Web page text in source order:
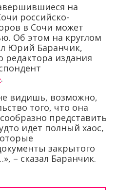
на
российско-
в Сочи может
Об этом на круглом
Юрий Баранчик,
редактора издания
.
видишь, возможно,
того, что она
представить
идет полный хаос,
закрытого
– сказал Баранчик.